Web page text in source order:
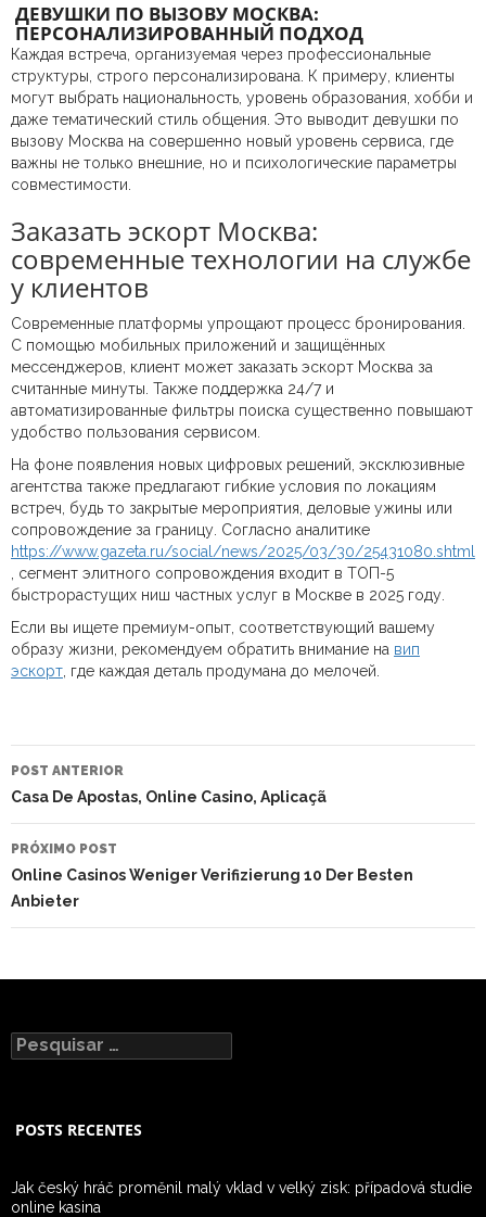
ДЕВУШКИ ПО ВЫЗОВУ МОСКВА:
ПЕРСОНАЛИЗИРОВАННЫЙ ПОДХОД
Каждая встреча, организуемая через профессиональные
структуры, строго персонализирована. К примеру, клиенты
могут выбрать национальность, уровень образования, хобби и
даже тематический стиль общения. Это выводит девушки по
вызову Москва на совершенно новый уровень сервиса, где
важны не только внешние, но и психологические параметры
совместимости.
Заказать эскорт Москва:
современные технологии на службе
у клиентов
Современные платформы упрощают процесс бронирования.
С помощью мобильных приложений и защищённых
мессенджеров, клиент может заказать эскорт Москва за
считанные минуты. Также поддержка 24/7 и
автоматизированные фильтры поиска существенно повышают
удобство пользования сервисом.
На фоне появления новых цифровых решений, эксклюзивные
агентства также предлагают гибкие условия по локациям
встреч, будь то закрытые мероприятия, деловые ужины или
сопровождение за границу. Согласно аналитике
https://www.gazeta.ru/social/news/2025/03/30/25431080.shtml
, сегмент элитного сопровождения входит в ТОП-5
быстрорастущих ниш частных услуг в Москве в 2025 году.
Если вы ищете премиум-опыт, соответствующий вашему
образу жизни, рекомендуем обратить внимание на вип
эскорт , где каждая деталь продумана до мелочей.
NAVEGAÇÃO
DO
POST
POST ANTERIOR
Casa De Apostas, Online Casino, Aplicaçã
PRÓXIMO POST
Online Casinos Weniger Verifizierung 10 Der Besten
Anbieter
Pesquisar
por:
POSTS RECENTES
Jak český hráč proměnil malý vklad v velký zisk: případová studie
online kasina